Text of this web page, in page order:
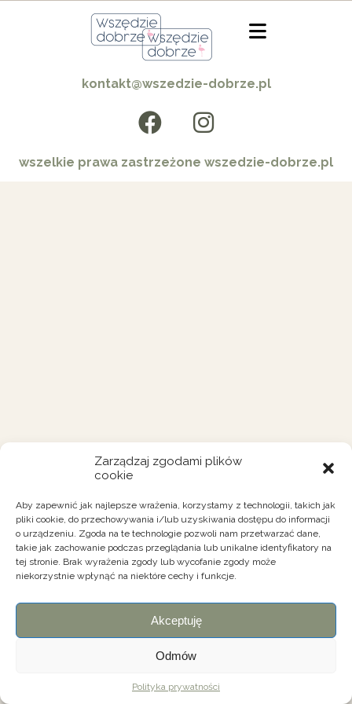
Zarządzaj zgodami plików
cookie
Aby zapewnić jak najlepsze wrażenia, korzystamy z technologii, takich jak
pliki cookie, do przechowywania i/lub uzyskiwania dostępu do informacji
o urządzeniu. Zgoda na te technologie pozwoli nam przetwarzać dane,
takie jak zachowanie podczas przeglądania lub unikalne identyfikatory na
tej stronie. Brak wyrażenia zgody lub wycofanie zgody może
niekorzystnie wpłynąć na niektóre cechy i funkcje.
Akceptuję
Odmów
Polityka prywatności
kontakt@wszedzie-dobrze.pl
wszelkie prawa zastrzeżone wszedzie-dobrze.pl